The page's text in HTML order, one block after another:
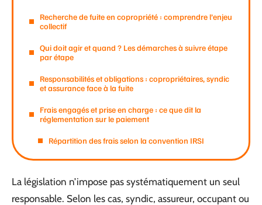
Recherche de fuite en copropriété : comprendre l’enjeu
collectif
Qui doit agir et quand ? Les démarches à suivre étape
par étape
Responsabilités et obligations : copropriétaires, syndic
et assurance face à la fuite
Frais engagés et prise en charge : ce que dit la
réglementation sur le paiement
Répartition des frais selon la convention IRSI
La législation n’impose pas systématiquement un seul
responsable. Selon les cas, syndic, assureur, occupant ou